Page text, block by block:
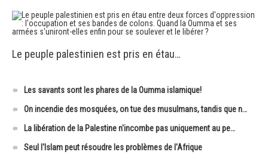
Le peuple palestinien est pris en étau…
Les savants sont les phares de la Oumma islamique!
On incendie des mosquées, on tue des musulmans, tandis que n…
La libération de la Palestine n'incombe pas uniquement au pe…
Seul l'Islam peut résoudre les problèmes de l'Afrique